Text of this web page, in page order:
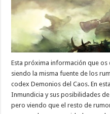
Esta próxima información que
siendo la misma fuente de los
codex Demonios del Caos. En
Inmundicia y sus posibilidades
pero viendo que el resto de